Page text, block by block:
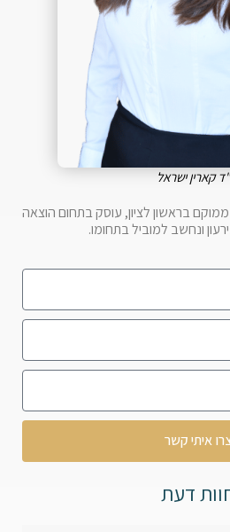
קארין ישראל
בראשון לציון, עוסק בתחום הוצאה
ונחשב למוביל בתחומו.
איתי קשר
דעת